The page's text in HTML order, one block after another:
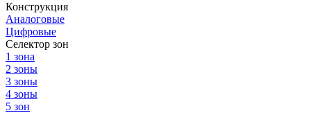
Конструкция
Аналоговые
Цифровые
Селектор зон
1 зона
2 зоны
3 зоны
4 зоны
5 зон